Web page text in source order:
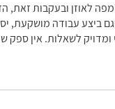
לאוזן ובעקבות זאת,
ביצע עבודה מושקעת,
ומדויק לשאלות. אין ספק